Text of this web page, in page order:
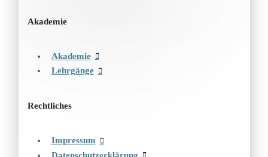
Akademie
Akademie
Lehrgänge
Rechtliches
Impressum